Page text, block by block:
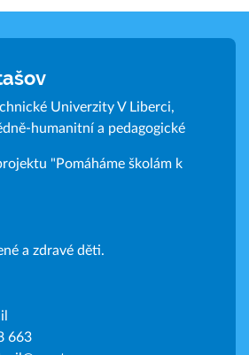
Univerzity V Liberci,
humanitní a pedagogické
"Pomáháme školám k
a zdravé děti.
663